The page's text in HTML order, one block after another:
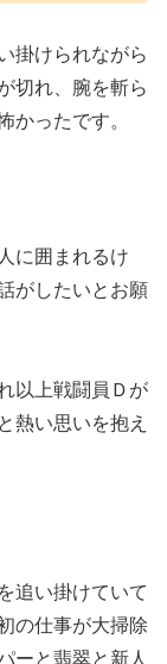
掛けられながら
切れ、腕を斬ら
かったです。
に囲まれるけ
がしたいとお願
以上戦闘員Ｄが
熱い思いを抱え
追い掛けていて
の仕事が大掃除
ーと翡翠と新人